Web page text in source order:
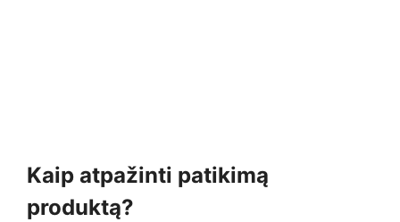
Kaip atpažinti patikimą
produktą?